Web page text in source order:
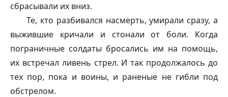
сбрасывали их вниз.
Те, кто разбивался насмерть, умирали сразу, а
выжившие кричали и стонали от боли. Когда
пограничные солдаты бросались им на помощь,
их встречал ливень стрел. И так продолжалось до
тех пор, пока и воины, и раненые не гибли под
обстрелом.